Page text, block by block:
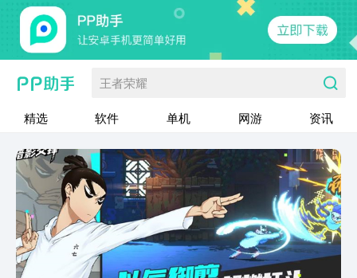
王者荣耀
精选 软件 单机 网游 资讯